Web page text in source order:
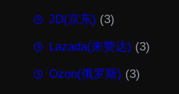
JD(京东) (3)
Lazada(来赞达) (3)
Ozon(俄罗斯) (3)